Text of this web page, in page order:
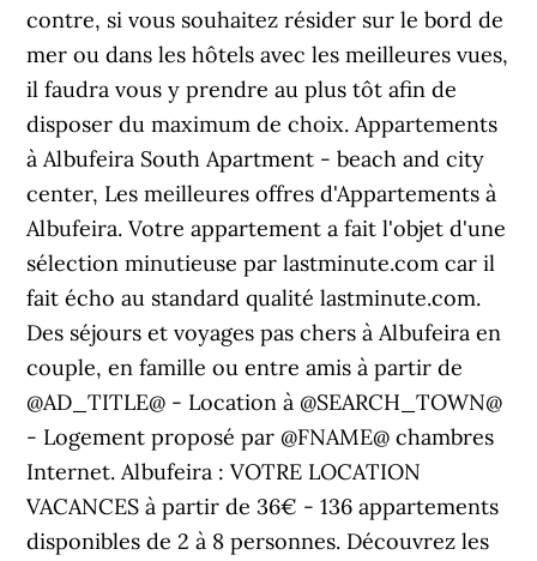
contre, si vous souhaitez résider sur le bord de
mer ou dans les hôtels avec les meilleures vues,
il faudra vous y prendre au plus tôt afin de
disposer du maximum de choix. Appartements
à Albufeira South Apartment - beach and city
center, Les meilleures offres d'Appartements à
Albufeira. Votre appartement a fait l'objet d'une
sélection minutieuse par lastminute.com car il
fait écho au standard qualité lastminute.com.
Des séjours et voyages pas chers à Albufeira en
couple, en famille ou entre amis à partir de
@AD_TITLE@ - Location à @SEARCH_TOWN@
- Logement proposé par @FNAME@ chambres
Internet. Albufeira : VOTRE LOCATION
VACANCES à partir de 36€ - 136 appartements
disponibles de 2 à 8 personnes. Découvrez les